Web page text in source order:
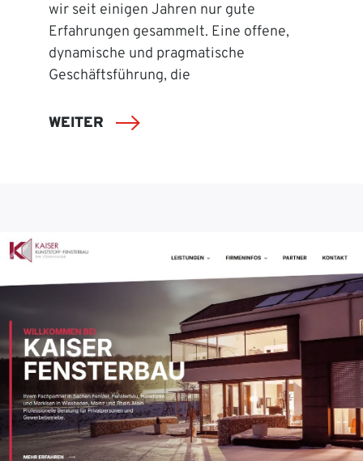
wir seit einigen Jahren nur gute
Erfahrungen gesammelt. Eine offene,
dynamische und pragmatische
Geschäftsführung, die
WEITER